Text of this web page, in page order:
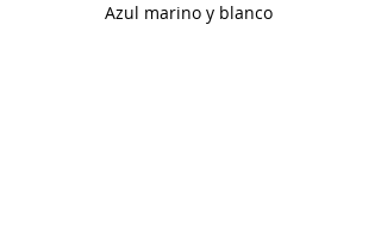
Azul marino y blanco